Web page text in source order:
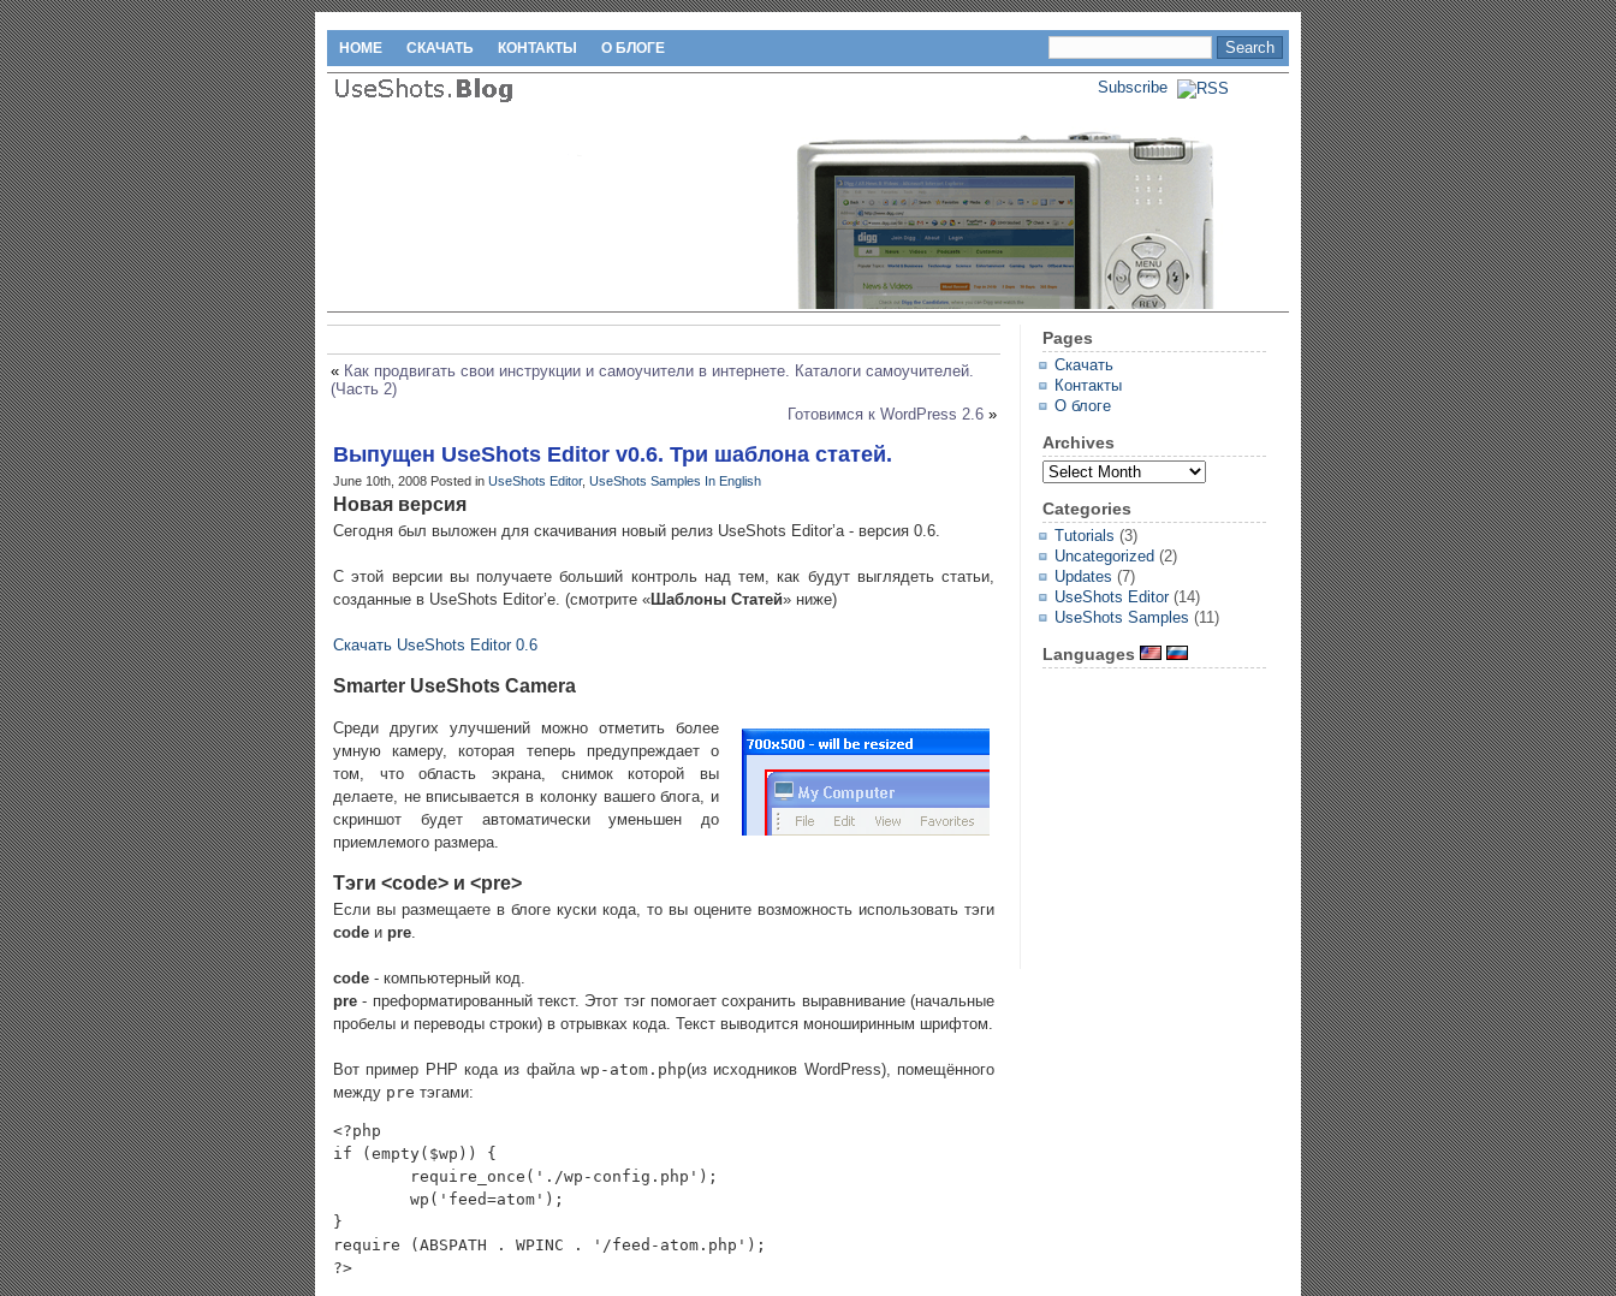
HOME СКАЧАТЬ КОНТАКТЫ О БЛОГЕ
Subscribe
« Как продвигать свои инструкции и самоучители в интернете. Каталоги самоучителей.
(Часть 2)
Готовимся к WordPress 2.6 »
Выпущен UseShots Editor v0.6. Три шаблона статей.
June 10th, 2008 Posted in UseShots Editor, UseShots Samples In English
Новая версия
Сегодня был выложен для скачивания новый релиз UseShots Editor’а - версия 0.6.
С этой версии вы получаете больший контроль над тем, как будут выглядеть статьи,
созданные в UseShots Editor’е. (смотрите «Шаблоны Статей» ниже)
Скачать UseShots Editor 0.6
Smarter UseShots Camera
Среди других улучшений можно отметить более
умную камеру, которая теперь предупреждает о
том, что область экрана, снимок которой вы
делаете, не вписывается в колонку вашего блога, и
скриншот будет автоматически уменьшен до
приемлемого размера.
Тэги <code> и <pre>
Если вы размещаете в блоге куски кода, то вы оцените возможность использовать тэги
code и pre.
code - компьютерный код.
pre - преформатированный текст. Этот тэг помогает сохранить выравнивание (начальные
пробелы и переводы строки) в отрывках кода. Текст выводится моноширинным шрифтом.
Вот пример PHP кода из файла wp-atom.php(из исходников WordPress), помещённого
между pre тэгами:
<?php
if (empty($wp)) {
}
require (ABSPATH . WPINC . '/feed-atom.php');
?>
Pages
Скачать
Контакты
О блоге
Archives
Categories
Tutorials (3)
Uncategorized (2)
Updates (7)
UseShots Editor(14)
UseShots Samples (11)
Languages